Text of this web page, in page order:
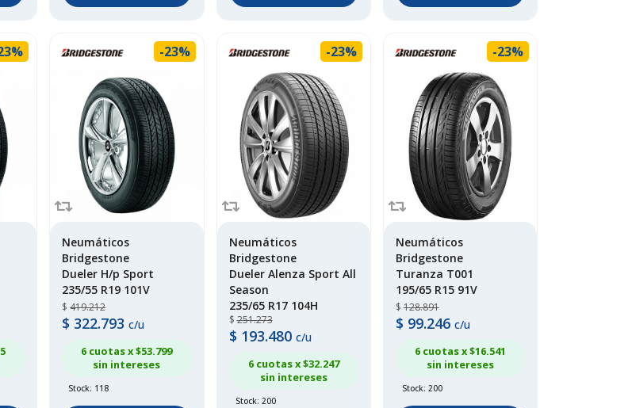
-23%
Neumáticos
Bridgestone
Dueler H/p Sport
235/55 R19 101V
$419.212
$ 322.793 c/u
6 cuotas x $53.799
sin intereses
Stock: 118
-23%
Neumáticos
Bridgestone
Dueler Alenza Sport All
Season
235/65 R17 104H
$251.273
$ 193.480 c/u
6 cuotas x $32.247
sin intereses
Stock: 200
-23%
Neumáticos
Bridgestone
Turanza T001
195/65 R15 91V
$128.891
$ 99.246 c/u
6 cuotas x $16.541
sin intereses
Stock: 200